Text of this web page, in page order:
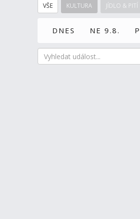
VŠE KULTURA JÍDLO & PITÍ
DNES NE 9.8.